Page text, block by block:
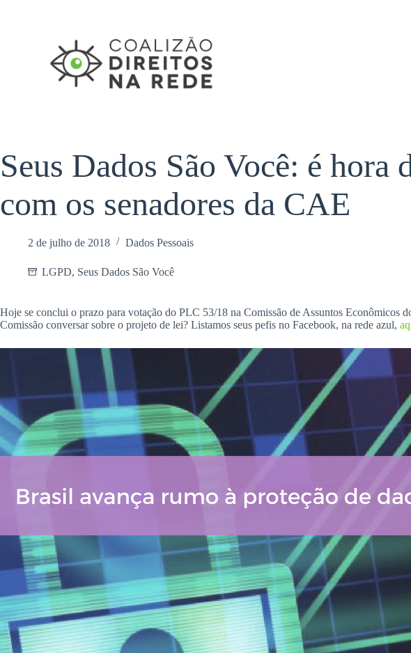
Seus Dados São Você: é hora
com os senadores da CAE
2 de julho de 2018 Dados Pessoais
LGPD, Seus Dados São Você
Hoje se conclui o prazo para votação do PLC 53/18 na Comissão de Assuntos Econômicos
Comissão conversar sobre o projeto de lei? Listamos seus pefis no Facebook, na rede azul,